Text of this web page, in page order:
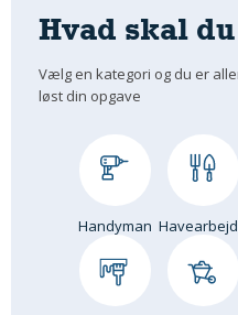
Hvad skal
Vælg en kategori og du er
løst din opgave
Handyman